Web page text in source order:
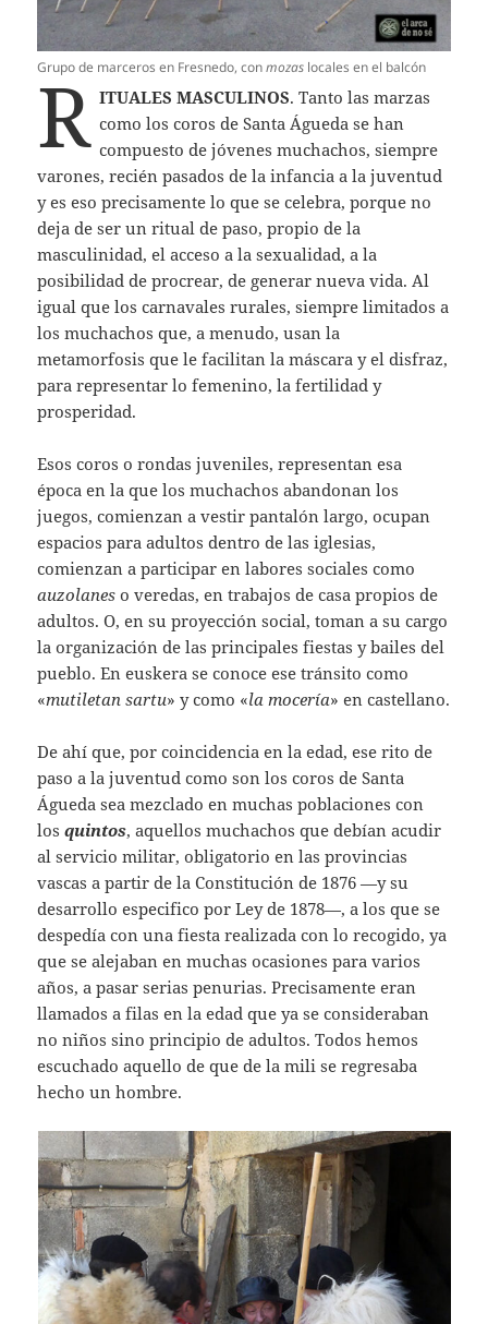
Grupo de marceros en Fresnedo, conmozas locales en el balcón
R ITUALES MASCULINOS. Tanto las marzas
como los coros de Santa Águeda se han
compuesto de jóvenes muchachos, siempre
varones, recién pasados de la infancia a la juventud
y es eso precisamente lo que se celebra, porque no
deja de ser un ritual de paso, propio de la
masculinidad, el acceso a la sexualidad, a la
posibilidad de procrear, de generar nueva vida. Al
igual que los carnavales rurales, siempre limitados a
los muchachos que, a menudo, usan la
metamorfosis que le facilitan la máscara y el disfraz,
para representar lo femenino, la fertilidad y
prosperidad.
Esos coros o rondas juveniles, representan esa
época en la que los muchachos abandonan los
juegos, comienzan a vestir pantalón largo, ocupan
espacios para adultos dentro de las iglesias,
comienzan a participar en labores sociales como
auzolaneso veredas, en trabajos de casa propios de
adultos. O, en su proyección social, toman a su cargo
la organización de las principales fiestas y bailes del
pueblo. En euskera se conoce ese tránsito como
«mutiletan sartu» y como «la mocería» en castellano.
De ahí que, por coincidencia en la edad, ese rito de
paso a la juventud como son los coros de Santa
Águeda sea mezclado en muchas poblaciones con
losquintos, aquellos muchachos que debían acudir
al servicio militar, obligatorio en las provincias
vascas a partir de la Constitución de 1876 —y su
desarrollo especifico por Ley de 1878—, a los que se
despedía con una fiesta realizada con lo recogido, ya
que se alejaban en muchas ocasiones para varios
años, a pasar serias penurias. Precisamente eran
llamados a filas en la edad que ya se consideraban
no niños sino principio de adultos. Todos hemos
escuchado aquello de que de la mili se regresaba
hecho un hombre.